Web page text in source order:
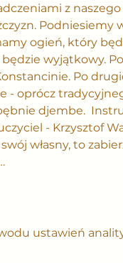
z
ogień, który
wyjątkowy.
Po
- oprócz
djembe.
- Krzysztof
własny, to
ustawień